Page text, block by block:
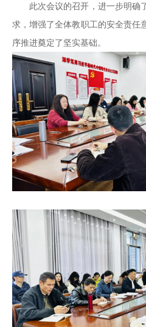
此次会议的召开，进一步明确
求，增强了全体教职工的安全责任
序推进奠定了坚实基础。